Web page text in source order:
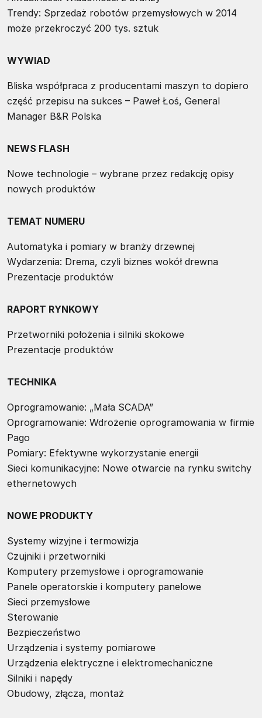
Trendy: Sprzedaż robotów przemysłowych w 2014
może przekroczyć 200 tys. sztuk
WYWIAD
Bliska współpraca z producentami maszyn to dopiero
część przepisu na sukces – Paweł Łoś, General
Manager B&R Polska
NEWS FLASH
Nowe technologie – wybrane przez redakcję opisy
nowych produktów
TEMAT NUMERU
Automatyka i pomiary w branży drzewnej
Wydarzenia: Drema, czyli biznes wokół drewna
Prezentacje produktów
RAPORT RYNKOWY
Przetworniki położenia i silniki skokowe
Prezentacje produktów
TECHNIKA
Oprogramowanie: „Mała SCADA”
Oprogramowanie: Wdrożenie oprogramowania w firmie
Pago
Pomiary: Efektywne wykorzystanie energii
Sieci komunikacyjne: Nowe otwarcie na rynku switchy
ethernetowych
NOWE PRODUKTY
Systemy wizyjne i termowizja
Czujniki i przetworniki
Komputery przemysłowe i oprogramowanie
Panele operatorskie i komputery panelowe
Sieci przemysłowe
Sterowanie
Bezpieczeństwo
Urządzenia i systemy pomiarowe
Urządzenia elektryczne i elektromechaniczne
Silniki i napędy
Obudowy, złącza, montaż